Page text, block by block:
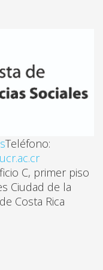
DROGAS
INFRACTORA, UN
DE
Teléfono:
C, primer piso
Ciudad de la
Costa Rica